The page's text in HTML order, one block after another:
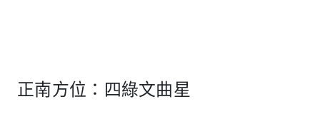
正南方位：四綠文曲星